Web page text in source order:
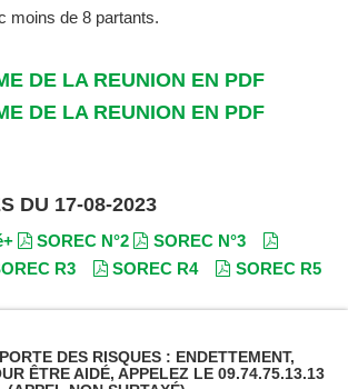
moins de 8 partants.
DE LA REUNION EN PDF
DE LA REUNION EN PDF
DU 17-08-2023
SOREC N°2
SOREC N°3
R3 SOREC R4 SOREC R5
DES RISQUES : ENDETTEMENT,
ÊTRE AIDÉ, APPELEZ LE 09.74.75.13.13